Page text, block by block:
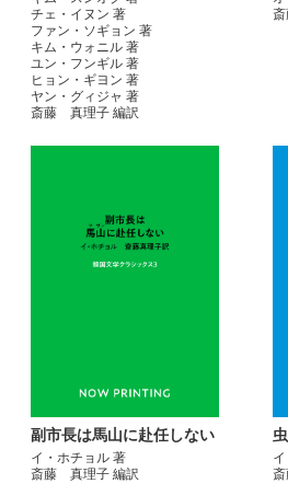
チェ・イヌン 著
ファン・ソギョン 著
キム・ウォニル 著
ユン・フンギル 著
ヒョン・ギヨン 著
ヤン・グィジャ 著
斎藤 真理子 編訳
副市長は馬山に赴任しない
イ・ホチョル 著
斎藤 真理子 編訳